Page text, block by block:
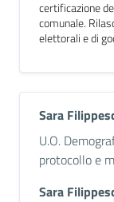
certificazione
comunale.
elettorali e di
Sara
Descrizione
U.O.
protocollo e
Sara